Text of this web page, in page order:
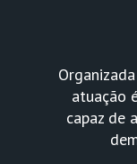
atuação
capaz de